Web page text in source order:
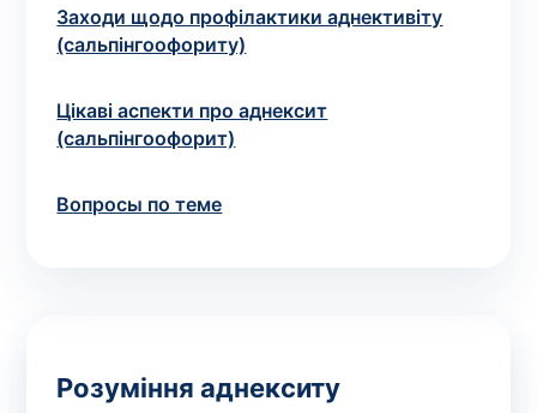
Заходи щодо профілактики аднективіту
(сальпінгоофориту)
Цікаві аспекти про аднексит
(сальпінгоофорит)
Вопросы по теме
Розуміння аднекситу